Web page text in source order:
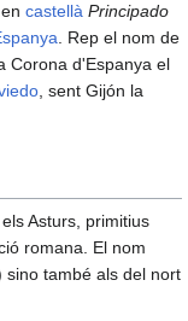
castellà Principado
. Rep el nom de
Corona d'Espanya el
, sent Gijón la
Asturs, primitius
romana. El nom
sino també als del nort